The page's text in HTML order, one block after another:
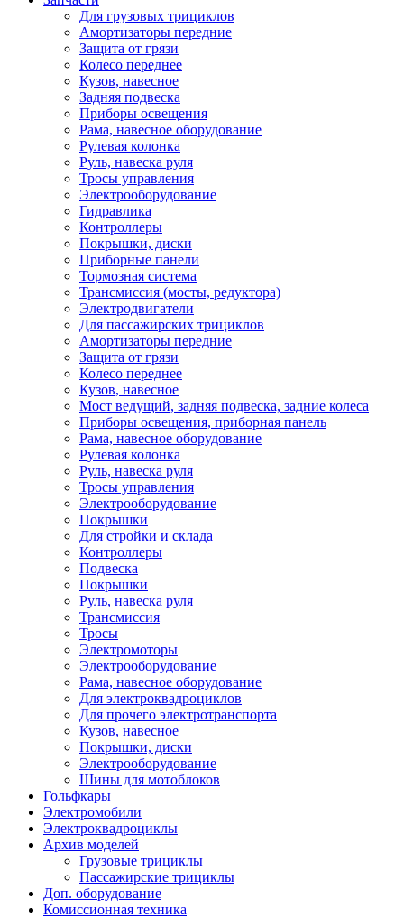
Для грузовых трициклов
Амортизаторы передние
Защита от грязи
Колесо переднее
Кузов, навесное
Задняя подвеска
Приборы освещения
Рама, навесное оборудование
Рулевая колонка
Руль, навеска руля
Тросы управления
Электрооборудование
Гидравлика
Контроллеры
Покрышки, диски
Приборные панели
Тормозная система
Трансмиссия (мосты, редуктора)
Электродвигатели
Для пассажирских трициклов
Амортизаторы передние
Защита от грязи
Колесо переднее
Кузов, навесное
Мост ведущий, задняя подвеска, задние колеса
Приборы освещения, приборная панель
Рама, навесное оборудование
Рулевая колонка
Руль, навеска руля
Тросы управления
Электрооборудование
Покрышки
Для стройки и склада
Контроллеры
Подвеска
Покрышки
Руль, навеска руля
Трансмиссия
Тросы
Электромоторы
Электрооборудование
Рама, навесное оборудование
Для электроквадроциклов
Для прочего электротранспорта
Кузов, навесное
Покрышки, диски
Электрооборудование
Шины для мотоблоков
Гольфкары
Электромобили
Электроквадроциклы
Архив моделей
Грузовые трициклы
Пассажирские трициклы
Доп. оборудование
Комиссионная техника